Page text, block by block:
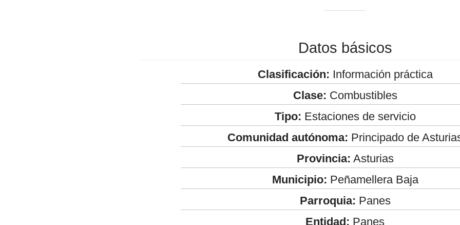
Datos básicos
Clasificación: Información práctica
Clase: Combustibles
Tipo: Estaciones de servicio
Comunidad autónoma: Principado de
Provincia: Asturias
Municipio: Peñamellera Baja
Parroquia: Panes
Entidad: Panes